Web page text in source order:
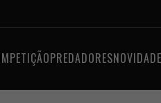
PREDADORES